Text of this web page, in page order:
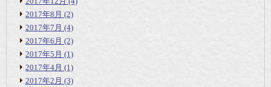
2017年8月 (2)
2017年7月 (4)
2017年6月 (2)
2017年5月 (1)
2017年4月 (1)
2017年2月 (3)